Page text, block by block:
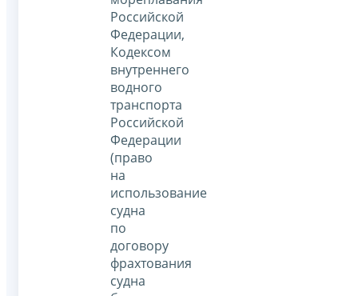
Российской
Федерации,
Кодексом
внутреннего
водного
транспорта
Российской
Федерации
(право
на
использование
судна
по
договору
фрахтования
судна